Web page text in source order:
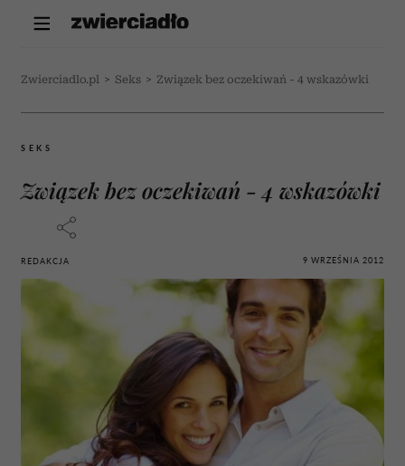
Zwierciadlo.pl > Seks > Związek bez oczekiwań - 4 wskazówki
SEKS
Związek bez oczekiwań - 4 wskazówki
REDAKCJA 9 WRZEŚNIA 2012